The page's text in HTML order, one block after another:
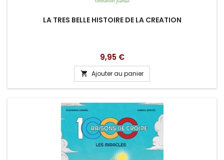
LA TRES BELLE HISTOIRE DE LA CREATION
Prix
9,95 €
 Ajouter au panier